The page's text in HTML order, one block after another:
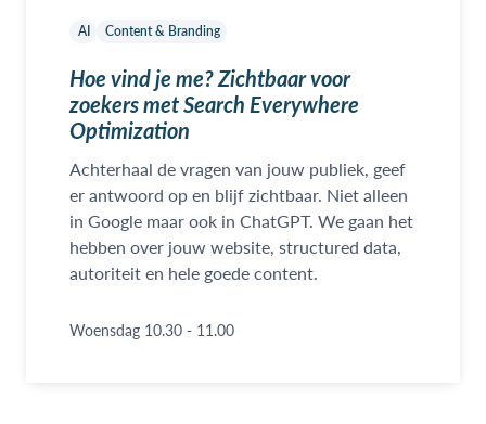
AI Content & Branding
Hoe vind je me? Zichtbaar voor
zoekers met Search Everywhere
Optimization
Achterhaal de vragen van jouw publiek, geef
er antwoord op en blijf zichtbaar. Niet alleen
in Google maar ook in ChatGPT. We gaan het
hebben over jouw website, structured data,
autoriteit en hele goede content.
Woensdag 10.30 - 11.00